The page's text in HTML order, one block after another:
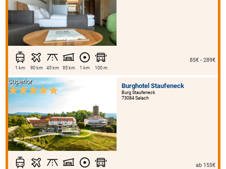
1 km 90 km 45 km 95 km 1 km 100 m
85€ - 289€
Burghotel Staufeneck
Burg Staufeneck
73084 Salach
Superior
ab 155€